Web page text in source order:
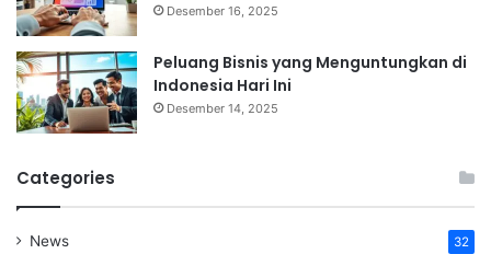
Desember 16, 2025
Peluang Bisnis yang Menguntungkan di
Indonesia Hari Ini
Desember 14, 2025
Categories
News 32